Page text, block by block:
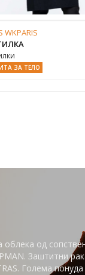
WKPARIS
ЗА ТЕЛО
од
Заштитни
Голема